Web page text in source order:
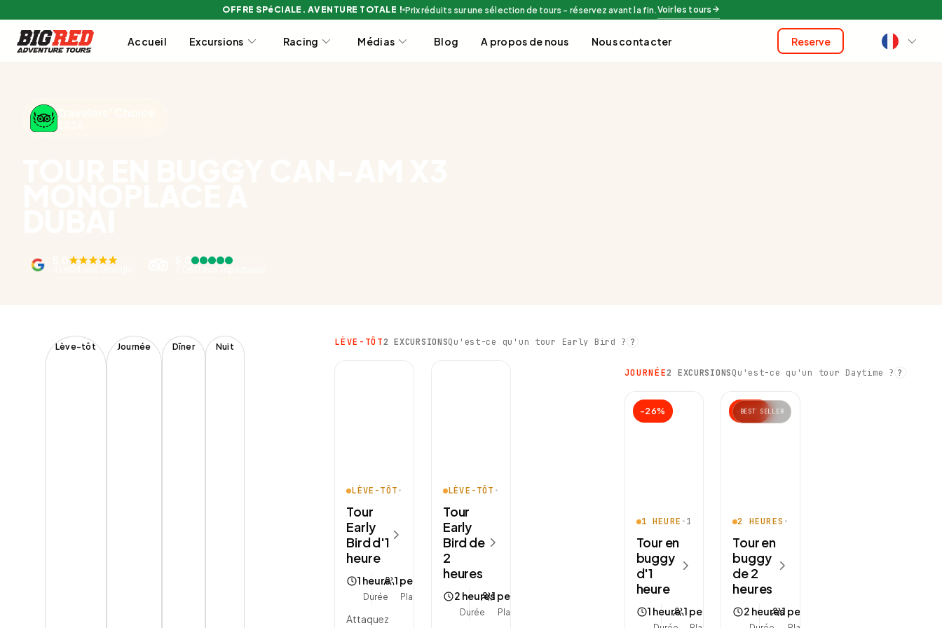
OFFRE SPéCIALE. AVENTURE TOTALE ! Prix réduits sur une sélection de tours - réservez avant la fin.Voir les tours
Accueil Excursions Racing Médias Blog A propos de nous Nous contacter Reserve
5.0
Lève-tôt Journée Dîner Nuit LÈVE-TÔT2 EXCURSIONSQu'est-ce qu'un tour Early Bird ? ?
LÈVE-TÔT•
Tour
Early
Bird d'1
heure
1 heure
Durée
1 personne
Places
Attaquez
LÈVE-TÔT •
Tour
Early
Bird de
2
heures
2 heures
Durée
1 personne
Places
JOURNÉE2 EXCURSIONSQu'est-ce qu'un tour Daytime ? ?
−26%
1 HEURE •
Tour en
buggy
d'1
heure
1 heure 1 personne
−24%
BEST SELLER
2 HEURES •
Tour en
buggy
de 2
heures
2 heures1 personne